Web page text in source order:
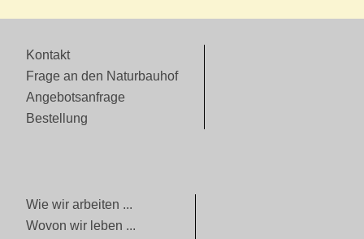
Kontakt
Frage an den Naturbauhof
Angebotsanfrage
Bestellung
Wie wir arbeiten ...
Wovon wir leben ...